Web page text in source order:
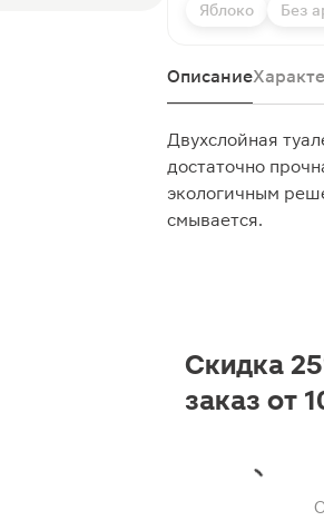
Яблоко Без
Описание
Двухслойная
достаточно
экологичным
смывается.
Скидка
заказ от